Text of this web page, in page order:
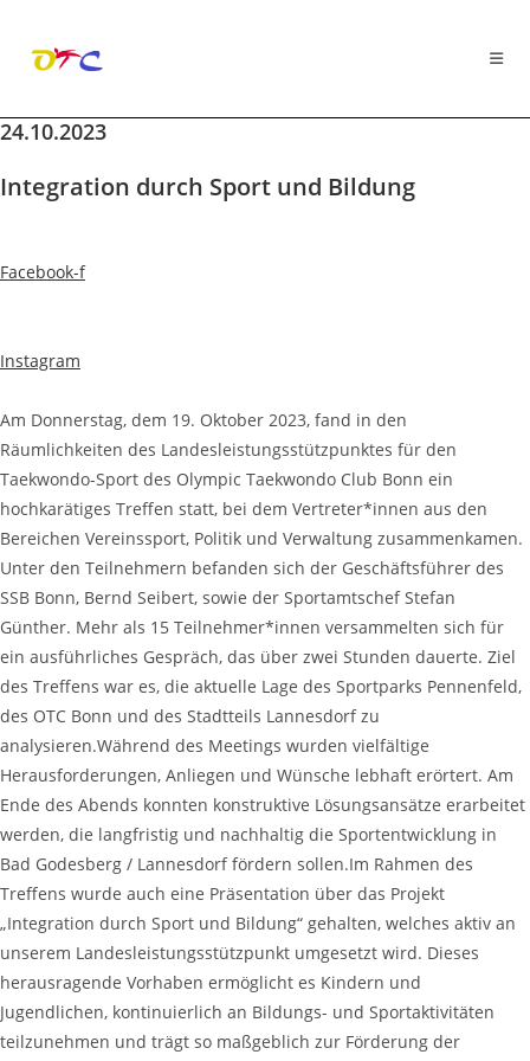
Zum
springen
24.10.2023
Integration durch Sport und Bildung
Facebook-f
Instagram
Am Donnerstag, dem 19. Oktober 2023, fand in den
Räumlichkeiten des Landesleistungsstützpunktes für den
Taekwondo-Sport des Olympic Taekwondo Club Bonn ein
hochkarätiges Treffen statt, bei dem Vertreter*innen aus den
Bereichen Vereinssport, Politik und Verwaltung zusammenkamen.
Unter den Teilnehmern befanden sich der Geschäftsführer des
SSB Bonn, Bernd Seibert, sowie der Sportamtschef Stefan
Günther. Mehr als 15 Teilnehmer*innen versammelten sich für
ein ausführliches Gespräch, das über zwei Stunden dauerte. Ziel
des Treffens war es, die aktuelle Lage des Sportparks Pennenfeld,
des OTC Bonn und des Stadtteils Lannesdorf zu
analysieren.Während des Meetings wurden vielfältige
Herausforderungen, Anliegen und Wünsche lebhaft erörtert. Am
Ende des Abends konnten konstruktive Lösungsansätze erarbeitet
werden, die langfristig und nachhaltig die Sportentwicklung in
Bad Godesberg / Lannesdorf fördern sollen.Im Rahmen des
Treffens wurde auch eine Präsentation über das Projekt
„Integration durch Sport und Bildung“ gehalten, welches aktiv an
unserem Landesleistungsstützpunkt umgesetzt wird. Dieses
herausragende Vorhaben ermöglicht es Kindern und
Jugendlichen, kontinuierlich an Bildungs- und Sportaktivitäten
teilzunehmen und trägt so maßgeblich zur Förderung der